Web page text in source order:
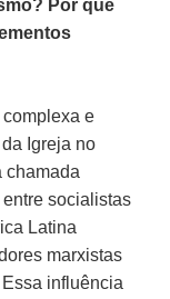
Por que
e
Igreja no
chamada
socialistas
Latina
marxistas
influência